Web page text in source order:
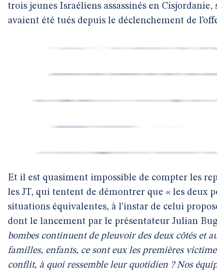
trois jeunes Israéliens assassinés en Cisjordanie,
avaient été tués depuis le déclenchement de
Et il est quasiment impossible de compter les
les JT, qui tentent de démontrer que « les deux
situations équivalentes, à l’instar de celui
dont le lancement par le présentateur Julian
bombes continuent de pleuvoir des deux côtés et
familles, enfants, ce sont eux les premières
conflit, à quoi ressemble leur quotidien ? Nos